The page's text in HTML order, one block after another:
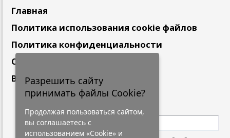
Главная
Политика использования cookie файлов
Политика конфиденциальности
Сотрудничество
Вакансии
Подпишитесь
Разрешить сайту
принимать файлы Cookie?
Продолжая пользоваться сайтом,
вы соглашаетесь с
использованием «Cookie» и